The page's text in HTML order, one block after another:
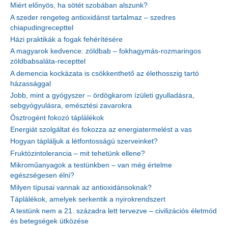
Miért előnyös, ha sötét szobában alszunk?
A szeder rengeteg antioxidánst tartalmaz – szedres
chiapudingrecepttel
Házi praktikák a fogak fehérítésére
A magyarok kedvence: zöldbab – fokhagymás-rozmaringos
zöldbabsaláta-recepttel
A demencia kockázata is csökkenthető az élethosszig tartó
házassággal
Jobb, mint a gyógyszer – ördögkarom ízületi gyulladásra,
sebgyógyulásra, emésztési zavarokra
Ösztrogént fokozó táplálékok
Energiát szolgáltat és fokozza az energiatermelést a vas
Hogyan tápláljuk a létfontosságú szerveinket?
Fruktózintolerancia – mit tehetünk ellene?
Mikroműanyagok a testünkben – van még értelme
egészségesen élni?
Milyen típusai vannak az antioxidánsoknak?
Táplálékok, amelyek serkentik a nyirokrendszert
A testünk nem a 21. századra lett tervezve – civilizációs életmód
és betegségek ütközése